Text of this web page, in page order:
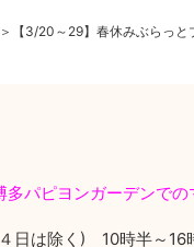
【3/20～29】春休みぶらっ
多パピヨンガーデンで
日は除く) 10時半～16